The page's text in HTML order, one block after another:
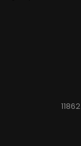
11862